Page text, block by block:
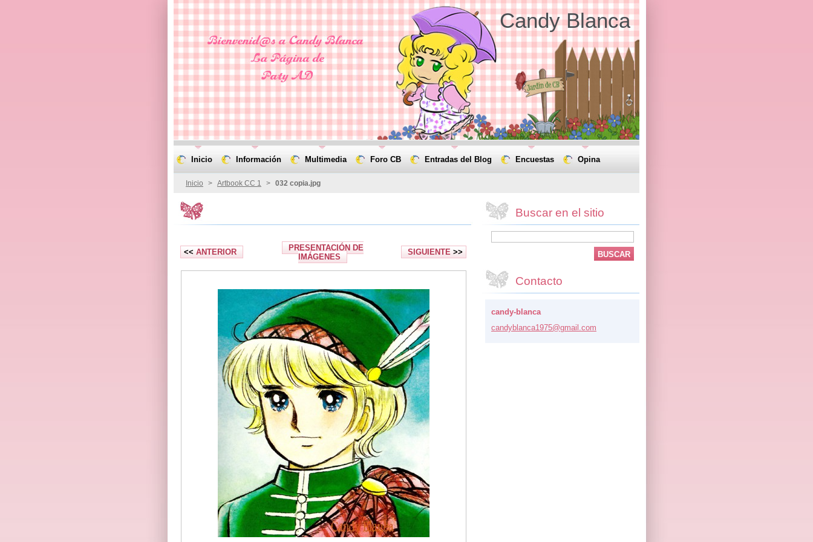
Candy Blanca
Inicio > Artbook CC 1 > 032 copia.jpg
<< ANTERIOR
PRESENTACIÓN DE
IMÁGENES
SIGUIENTE >>
Buscar en el sitio
Contacto
candy-blanca
candyblanca1975@gmail.com
Inicio Información Multimedia Foro CB Entradas del Blog Encuestas Opina